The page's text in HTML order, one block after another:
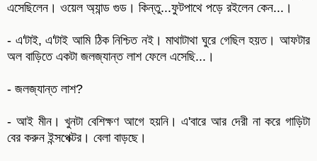
এসেছিলেন। ওয়েল অ্যান্ড গুড। কিন্তু...ফুটপাথে পড়ে রইলেন কেন...।
- এ'টাই, এ'টাই আমি ঠিক নিশ্চিত নই। মাথাটাথা ঘুরে গেছিল হয়ত। আফটার
অল বাড়িতে একটা জলজ্যান্ত লাশ ফেলে এসেছি...।
- জলজ্যান্ত লাশ?
- আই মীন। খুনটা বেশিক্ষণ আগে হয়নি। এ'বারে আর দেরী না করে গাড়িটা
বের করুন ইন্সপেক্টর। বেলা বাড়ছে।